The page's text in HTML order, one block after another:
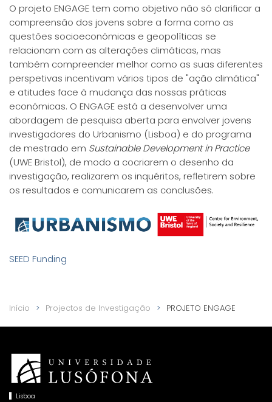
O projeto ENGAGE tem como objetivo não só clarificar a
compreensão dos jovens sobre a forma como as
questões socioeconómicas e geopolíticas se
relacionam com as alterações climáticas, mas
também compreender melhor como as suas diferentes
perspetivas incentivam vários tipos de "ação climática"
e atitudes face à mudança das nossas práticas
económicas. O ENGAGE está a desenvolver uma
abordagem de pesquisa aberta para envolver jovens
investigadores do Urbanismo (Lisboa) e do programa
de mestrado em Sustainable Development in Practice
(UWE Bristol), de modo a cocriarem o desenho da
investigação, realizarem os inquéritos, refletirem sobre
os resultados e comunicarem as conclusões.
SEED Funding
Início Projectos de Investigação PROJETO ENGAGE
Lisboa